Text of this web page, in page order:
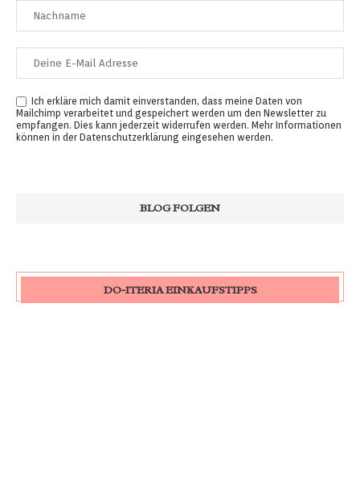
Ich erkläre mich damit einverstanden, dass meine Daten von
Mailchimp verarbeitet und gespeichert werden um den Newsletter zu
empfangen. Dies kann jederzeit widerrufen werden. Mehr Informationen
können in der Datenschutzerklärung eingesehen werden.
DO-ITERIA EINKAUFSTIPPS